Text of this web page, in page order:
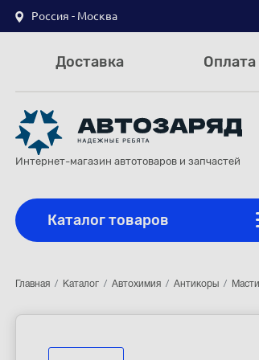
Россия - Москва
Доставка Оплата
Интернет-магазин автотоваров и запчастей
Каталог товаров
Главная Каталог Автохимия Антикоры